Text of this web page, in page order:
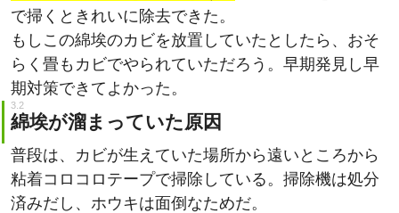
もしこの綿埃のカビを放置していたとしたら、おそ
らく畳もカビでやられていただろう。早期発見し早
期対策できてよかった。
綿埃が溜まっていた原因
普段は、カビが生えていた場所から遠いところから
粘着コロコロテープで掃除している。掃除機は処分
済みだし、ホウキは面倒なためだ。
カビが生えていた場所を掃除するころには粘着力が